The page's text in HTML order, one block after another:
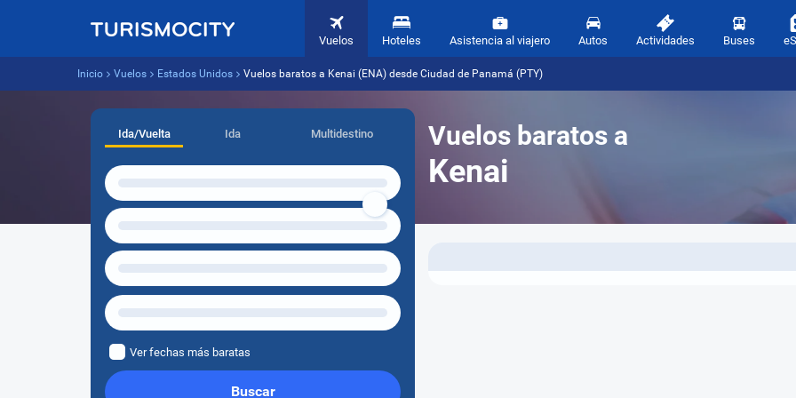
Vuelos Hoteles Asistencia al viajero Autos Actividades Buses
Inicio Vuelos Estados Unidos Vuelos baratos a Kenai (ENA) desde Ciudad de Panamá (PTY)
Vuelos baratos a
Kenai
Ida/Vuelta Ida Multidestino
Ver fechas más baratas
Buscar